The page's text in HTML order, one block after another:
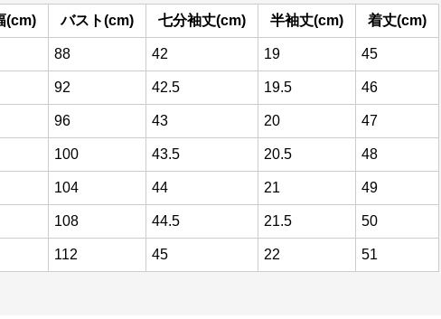
(cm) バスト(cm) 七分袖丈(cm) 半袖丈(cm) 着丈(cm)
88 42 19 45
92 42.5 19.5 46
96 43 20 47
100 43.5 20.5 48
104 44 21 49
108 44.5 21.5 50
112 45 22 51